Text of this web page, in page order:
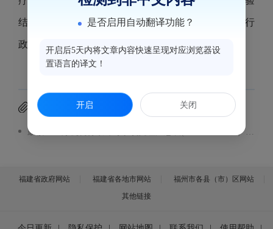
结果予以公示。现将2026年1月21日至2026年1月27日行
政受理事项汇总表予以公示。公示内容见附件。
附件下载
鼓楼区医疗机构行政许可事项受理汇总表(2026.1.21-1.27）.xlsx
福建省政府网站 福建省各地市网站
福州市各县（市）区网站
其他链接
是否启用自动翻译功能？
开启后5天内将文章内容快速呈现对应浏览器设
置语言的译文！
开启 关闭